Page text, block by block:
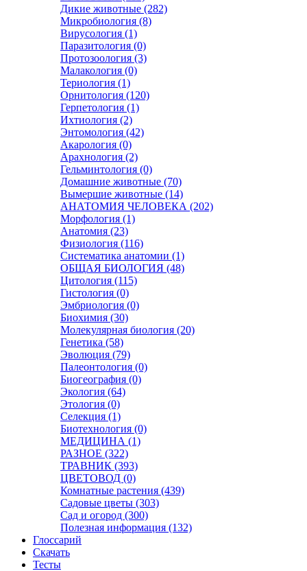
Дикие животные (282)
Микробиология (8)
Вирусология (1)
Паразитология (0)
Протозоология (3)
Малакология (0)
Териология (1)
Орнитология (120)
Герпетология (1)
Ихтиология (2)
Энтомология (42)
Акарология (0)
Арахнология (2)
Гельминтология (0)
Домашние животные (70)
Вымершие животные (14)
АНАТОМИЯ ЧЕЛОВЕКА (202)
Морфология (1)
Анатомия (23)
Физиология (116)
Систематика анатомии (1)
ОБЩАЯ БИОЛОГИЯ (48)
Цитология (115)
Гистология (0)
Эмбриология (0)
Биохимия (30)
Молекулярная биология (20)
Генетика (58)
Эволюция (79)
Палеонтология (0)
Биогеография (0)
Экология (64)
Этология (0)
Селекция (1)
Биотехнология (0)
МЕДИЦИНА (1)
РАЗНОЕ (322)
ТРАВНИК (393)
ЦВЕТОВОД (0)
Комнатные растения (439)
Садовые цветы (303)
Сад и огород (300)
Полезная информация (132)
Глоссарий
Скачать
Тесты